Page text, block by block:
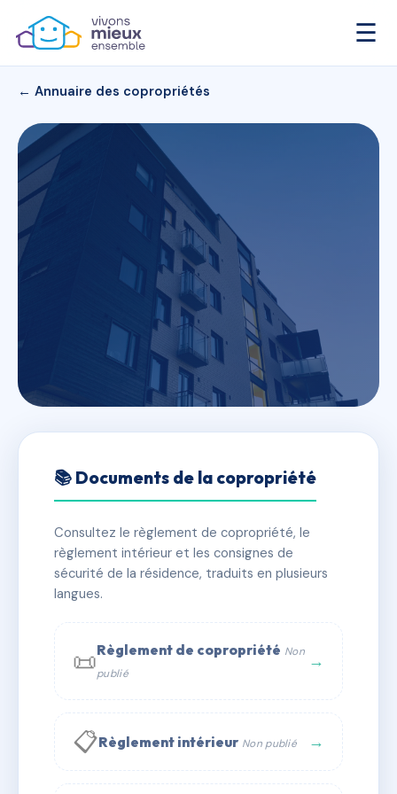
☰
← Annuaire des copropriétés
HAUT VALLON
⚠ IMMATRICULEE_RATTACHEMENT_EXPIRE
🏠 229 lots
🏗 2 bâtiment(s)
📞 Contacter Syndic Digital 💬 WhatsApp
✉ Email
📚 Documents de la copropriété
Consultez le règlement de copropriété, le
règlement intérieur et les consignes de
sécurité de la résidence, traduits en plusieurs
langues.
📜Règlement de copropriété Non
publié
→
📋Règlement intérieur Non publié →